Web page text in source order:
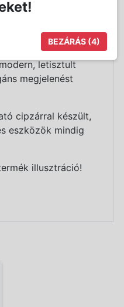
szükséges
távon is megbízható
letisztult
megjelenést
cipzárral készült,
eszközök mindig
illusztráció!
BEZÁRÁS (4)